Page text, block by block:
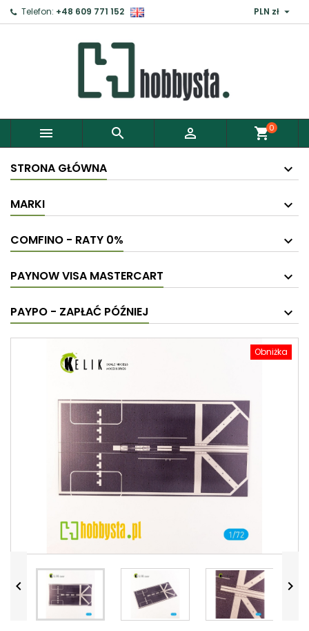
Telefon: +48 609 771 152 PLN zł 
   shopping_cart0
STRONA GŁÓWNA
MARKI
COMFINO - RATY 0%
PAYNOW VISA MASTERCART
PAYPO - ZAPŁAĆ PÓŹNIEJ
Obniżka
 